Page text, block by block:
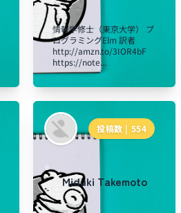
情報学修士（東京大学） プ
ログラミングElm 訳者
http://amzn.to/3IOR4bF
https://note...
投稿数 | 554
Miduki Takemoto